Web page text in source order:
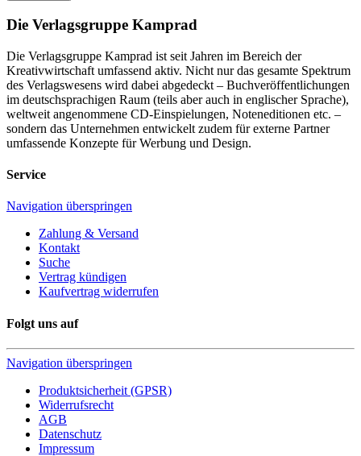
Die Verlagsgruppe Kamprad
Die Verlagsgruppe Kamprad ist seit Jahren im Bereich der
Kreativwirtschaft umfassend aktiv. Nicht nur das gesamte Spektrum
des Verlagswesens wird dabei abgedeckt – Buchveröffentlichungen
im deutschsprachigen Raum (teils aber auch in englischer Sprache),
weltweit angenommene CD-Einspielungen, Noteneditionen etc. –
sondern das Unternehmen entwickelt zudem für externe Partner
umfassende Konzepte für Werbung und Design.
Service
Navigation überspringen
Zahlung & Versand
Kontakt
Suche
Vertrag kündigen
Kaufvertrag widerrufen
Folgt uns auf
Navigation überspringen
Produktsicherheit (GPSR)
Widerrufsrecht
AGB
Datenschutz
Impressum